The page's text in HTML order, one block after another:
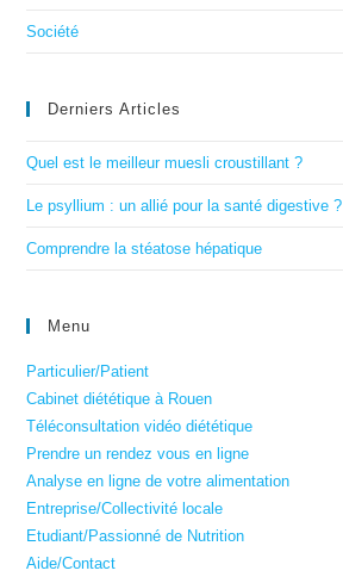
Société
Derniers Articles
Quel est le meilleur muesli croustillant ?
Le psyllium : un allié pour la santé digestive ?
Comprendre la stéatose hépatique
Menu
Particulier/Patient
Cabinet diététique à Rouen
Téléconsultation vidéo diététique
Prendre un rendez vous en ligne
Analyse en ligne de votre alimentation
Entreprise/Collectivité locale
Etudiant/Passionné de Nutrition
Aide/Contact